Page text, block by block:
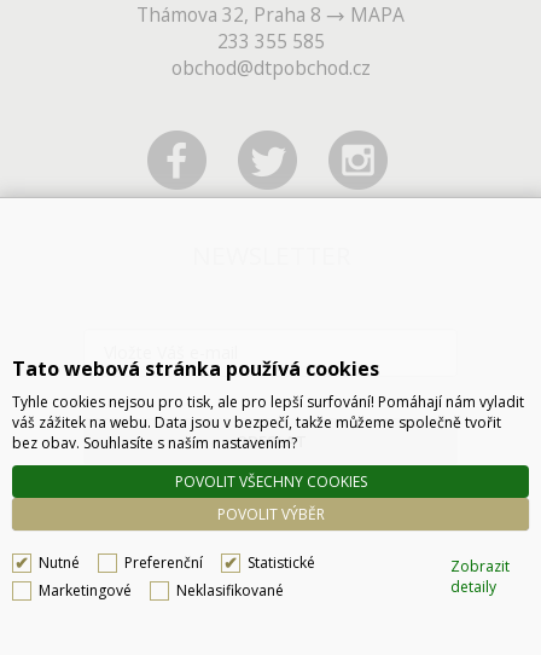
Thámova 32, Praha 8
MAPA
233 355 585
obchod@dtpobchod.cz
ODESLAT
Tato webová stránka používá cookies
Tyhle cookies nejsou pro tisk, ale pro lepší surfování! Pomáhají nám vyladit
váš zážitek na webu. Data jsou v bezpečí, takže můžeme společně tvořit
bez obav. Souhlasíte s naším nastavením?
POVOLIT VÝBĚR
POVOLIT VŠECHNY COOKIES
Nutné Preferenční
Statistické
Marketingové
Neklasifikované
Zobrazit
detaily